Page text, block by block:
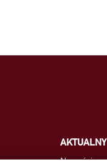
AKTUALNY
Nowości